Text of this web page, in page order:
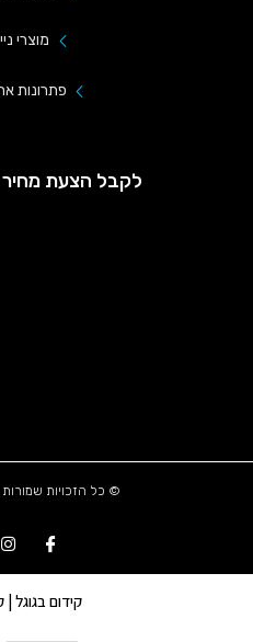
מוצרי
פתרונות
לקבל הצעת
© כל הזכויות
קידום בגוגל |